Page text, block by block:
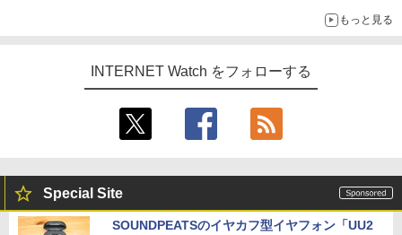
もっと見る
INTERNET Watch をフォローする
Special Site
SOUNDPEATSのイヤカフ型イヤフォン「UU2